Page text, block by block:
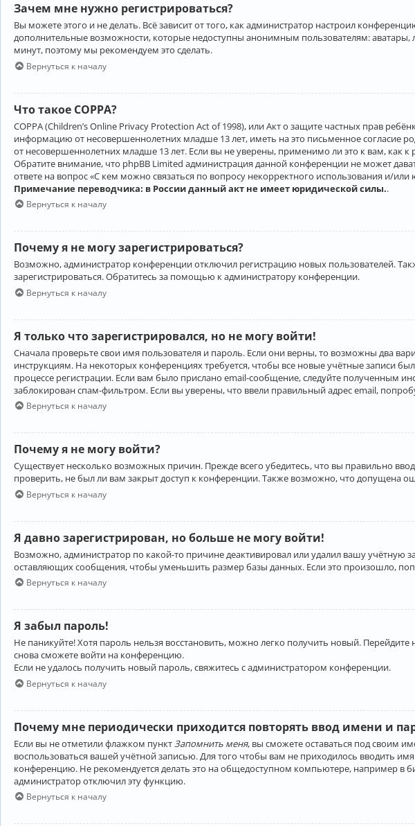
Зачем мне нужно регистрироваться?
Вы можете этого и не делать. Всё зависит от того, как администратор настроил
дополнительные возможности, которые недоступны анонимным пользователям: аватары,
минут, поэтому мы рекомендуем это сделать.
Вернуться к началу
Что такое COPPA?
COPPA (Children’s Online Privacy Protection Act of 1998), или Акт о защите частных прав
информацию от несовершеннолетних младше 13 лет, иметь на это письменное согласие
от несовершеннолетних младше 13 лет. Если вы не уверены, применимо ли это к вам,
Обратите внимание, что phpBB Limited администрация данной конференции не может
ответе на вопрос «С кем можно связаться по вопросу некорректного использования и/
Примечание переводчика: в России данный акт не имеет юридической силы..
Вернуться к началу
Почему я не могу зарегистрироваться?
Возможно, администратор конференции отключил регистрацию новых пользователей.
зарегистрироваться. Обратитесь за помощью к администратору конференции.
Вернуться к началу
Я только что зарегистрировался, но не могу войти!
Сначала проверьте свои имя пользователя и пароль. Если они верны, то возможны два
инструкциям. На некоторых конференциях требуется, чтобы все новые учётные записи
процессе регистрации. Если вам было прислано email-сообщение, следуйте полученным
заблокирован спам-фильтром. Если вы уверены, что ввели правильный адрес email,
Вернуться к началу
Почему я не могу войти?
Существует несколько возможных причин. Прежде всего убедитесь, что вы правильно
проверить, не был ли вам закрыт доступ к конференции. Также возможно, что допущена
Вернуться к началу
Я давно зарегистрирован, но больше не могу войти!
Возможно, администратор по какой-то причине деактивировал или удалил вашу учётную
оставляющих сообщения, чтобы уменьшить размер базы данных. Если это произошло,
Вернуться к началу
Я забыл пароль!
Не паникуйте! Хотя пароль нельзя восстановить, можно легко получить новый.
снова сможете войти на конференцию.
Если не удалось получить новый пароль, свяжитесь с администратором конференции.
Вернуться к началу
Почему мне периодически приходится повторять ввод имени и
Если вы не отметили флажком пункт Запомнить меня, вы сможете оставаться под своим
воспользоваться вашей учётной записью. Для того чтобы вам не приходилось вводить
конференцию. Не рекомендуется делать это на общедоступном компьютере, например в
администратор отключил эту функцию.
Вернуться к началу